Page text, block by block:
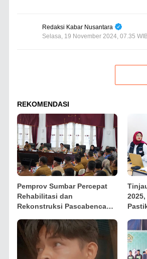
Redaksi Kabar Nusantara
Selasa, 19 November 2024, 07.35
REKOMENDASI
Pemprov Sumbar Percepat
Rehabilitasi dan
Rekonstruksi Pascabencana